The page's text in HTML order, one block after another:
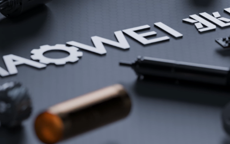
ZWPD Φ4.3mm系列
ZWPD Φ8mm系列
ZWPD Φ10mm系列
ZWPD Φ12mm系列
ZWPD Φ16mm系列
ZWPD Φ20mm系列
ZWPD Φ22mm系列
ZWPD Φ24mm系列
ZWMD Φ4.3mm系列
ZWMD Φ6mm系列
ZWMD Φ8mm系列
ZWMD Φ10mm系列
ZWMD Φ12mm系列
ZWMD Φ16mm系列
ZWMD Φ20mm系列